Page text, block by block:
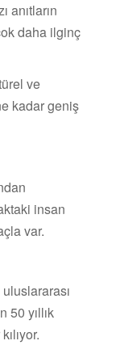
anıtların
daha ilginç
ve
kadar geniş
insan
var.
50 yıllık